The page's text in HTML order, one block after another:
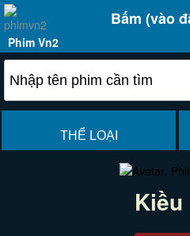
Bấm (vào
Phim Vn2
THỂ LOẠI